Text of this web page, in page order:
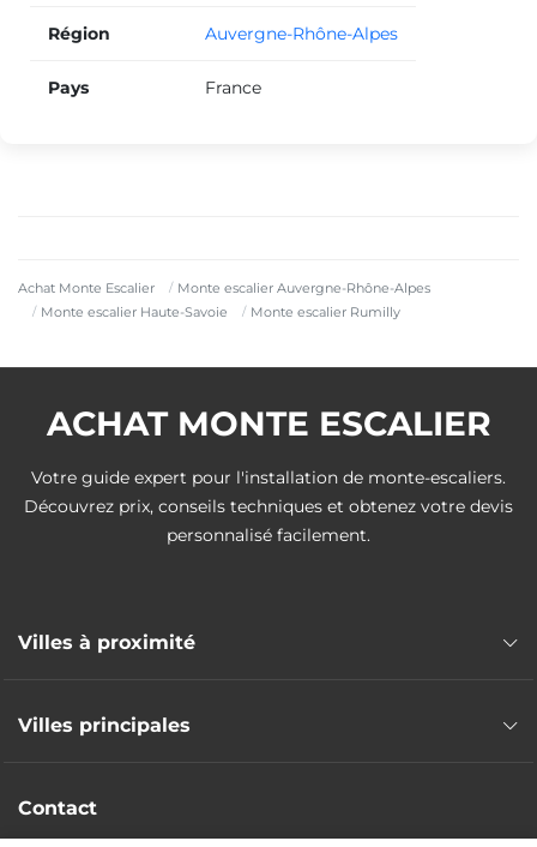
Achat Monte Escalier
Monte escalier Auvergne-Rhône-Alpes
Monte escalier Haute-Savoie
Monte escalier Rumilly
Région Auvergne-Rhône-Alpes
Pays France
ACHAT MONTE ESCALIER
Votre guide expert pour l'installation de monte-escaliers.
Découvrez prix, conseils techniques et obtenez votre devis
personnalisé facilement.
Villes à proximité
Monte escalier Sillingy
Villes principales
Monte escalier Thonon-les-Bains
Contact